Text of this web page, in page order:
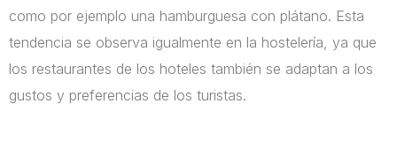
como por ejemplo una hamburguesa con plátano. Esta
tendencia se observa igualmente en la hostelería, ya que
los restaurantes de los hoteles también se adaptan a los
gustos y preferencias de los turistas.